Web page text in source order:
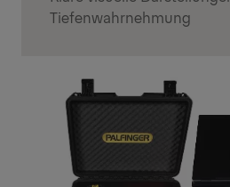
Tiefenwahrnehmung